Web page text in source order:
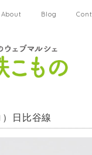
About Blog
日比谷線